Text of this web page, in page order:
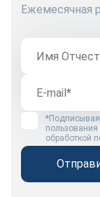
Ежемесячная
пользования
обработкой